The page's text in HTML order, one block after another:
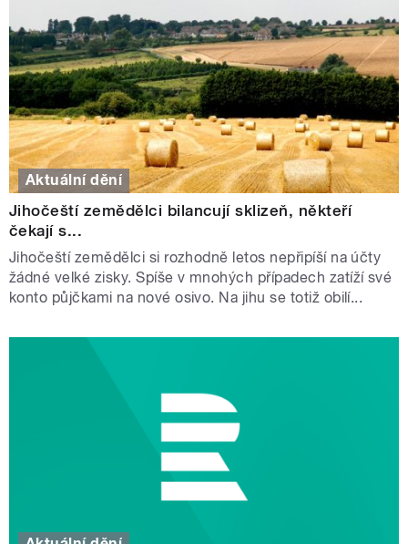
Aktuální dění
Jihočeští zemědělci bilancují sklizeň, někteří
čekají s...
Jihočeští zemědělci si rozhodně letos nepřipíší na účty
žádné velké zisky. Spíše v mnohých případech zatíží své
konto půjčkami na nové osivo. Na jihu se totiž obilí...